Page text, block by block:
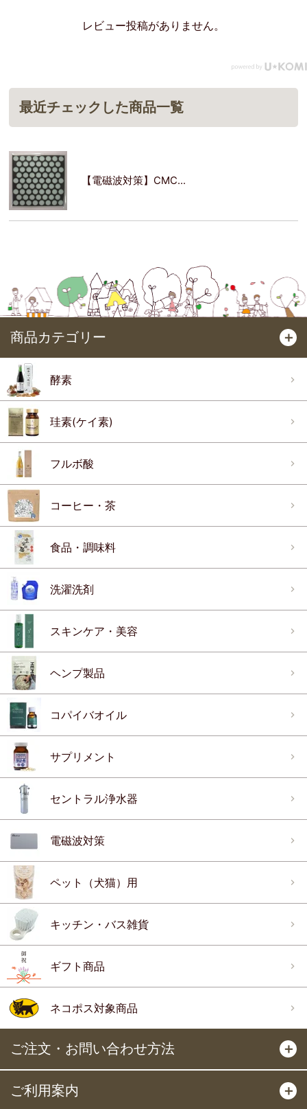
レビュー投稿がありません。
最近チェックした商品一覧
【電磁波対策】CMC...
商品カテゴリー ＋
酵素
珪素(ケイ素)
フルボ酸
コーヒー・茶
食品・調味料
洗濯洗剤
スキンケア・美容
ヘンプ製品
コパイバオイル
サプリメント
セントラル浄水器
電磁波対策
ペット（犬猫）用
キッチン・バス雑貨
ギフト商品
ネコポス対象商品
ご注文・お問い合わせ方法 ＋
ご利用案内 ＋